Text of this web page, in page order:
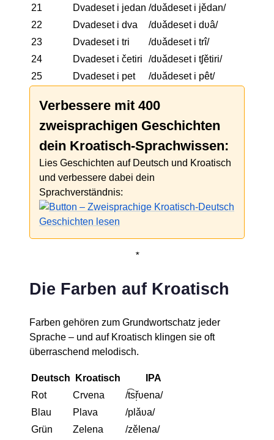
21
Dvadeset i jedan /dʋǎdeset i jědan/
22
Dvadeset i dva
/dʋǎdeset i dʋâ/
23
Dvadeset i tri
/dʋǎdeset i trî/
24
Dvadeset i četiri
/dʋǎdeset i tʃětiri/
25
Dvadeset i pet /dʋǎdeset i pêt/
Verbessere mit 400
zweisprachigen Geschichten
dein Kroatisch-Sprachwissen:
Lies Geschichten auf Deutsch und Kroatisch
und verbessere dabei dein
Sprachverständnis:
*
Die Farben auf Kroatisch
Farben gehören zum Grundwortschatz jeder
Sprache – und auf Kroatisch klingen sie oft
überraschend melodisch.
Deutsch Kroatisch
IPA
Rot
Crvena
/t͡sř̩ʋena/
Blau
Plava
/plǎʋa/
Grün
Zelena
/zělena/